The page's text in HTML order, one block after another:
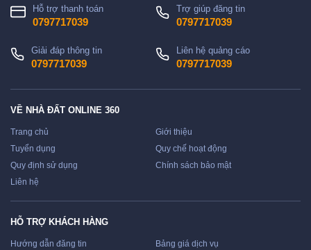
Hỗ trợ thanh toán
0797717039
Trợ giúp đăng tin
0797717039
Giải đáp thông tin
0797717039
Liên hệ quảng cáo
0797717039
VỀ NHÀ ĐẤT ONLINE 360
Trang chủ
Giới thiệu
Tuyển dụng
Quy chế hoạt động
Quy định sử dụng
Chính sách bảo mật
Liên hệ
HỖ TRỢ KHÁCH HÀNG
Hướng dẫn đăng tin
Bảng giá dịch vụ